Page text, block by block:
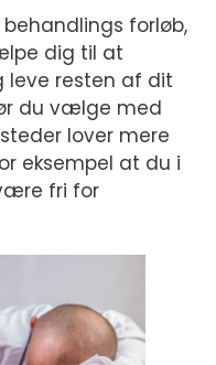
forløb,
dig til at
leve resten af dit
du vælge med
lover mere
eksempel at du i
fri for